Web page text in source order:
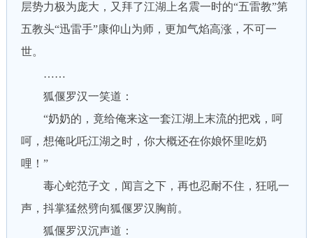
层势力极为庞大，又拜了江湖上名震一时的“五雷教”第
五教头“迅雷手”康仰山为师，更加气焰高涨，不可一
世。
……
狐偃罗汉一笑道：
“奶奶的，竟给俺来这一套江湖上末流的把戏，呵
呵，想俺叱吒江湖之时，你大概还在你娘怀里吃奶
哩！”
毒心蛇范子文，闻言之下，再也忍耐不住，狂吼一
声，抖掌猛然劈向狐偃罗汉胸前。
狐偃罗汉沉声道：